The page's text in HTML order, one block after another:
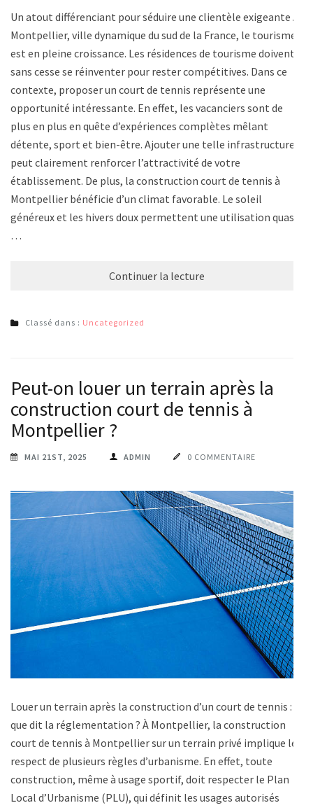
Un atout différenciant pour séduire une clientèle exigeante À
Montpellier, ville dynamique du sud de la France, le tourisme
est en pleine croissance. Les résidences de tourisme doivent
sans cesse se réinventer pour rester compétitives. Dans ce
contexte, proposer un court de tennis représente une
opportunité intéressante. En effet, les vacanciers sont de
plus en plus en quête d’expériences complètes mêlant
détente, sport et bien-être. Ajouter une telle infrastructure
peut clairement renforcer l’attractivité de votre
établissement. De plus, la construction court de tennis à
Montpellier bénéficie d’un climat favorable. Le soleil
généreux et les hivers doux permettent une utilisation quasi
…
Continuer la lecture
Classé dans : Uncategorized
Peut-on louer un terrain après la
construction court de tennis à
Montpellier ?
MAI 21ST, 2025 ADMIN 0 COMMENTAIRE
Louer un terrain après la construction d’un court de tennis :
que dit la réglementation ? À Montpellier, la construction
court de tennis à Montpellier sur un terrain privé implique le
respect de plusieurs règles d’urbanisme. En effet, toute
construction, même à usage sportif, doit respecter le Plan
Local d’Urbanisme (PLU), qui définit les usages autorisés